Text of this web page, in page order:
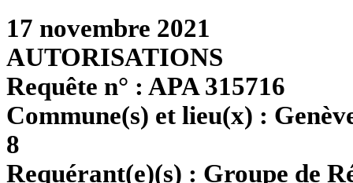
17 novembre 2021
AUTORISATIONS
Requête n° : APA 315716
Commune(s) et lieu(x) :
8
Requérant(e)(s) : Groupe de